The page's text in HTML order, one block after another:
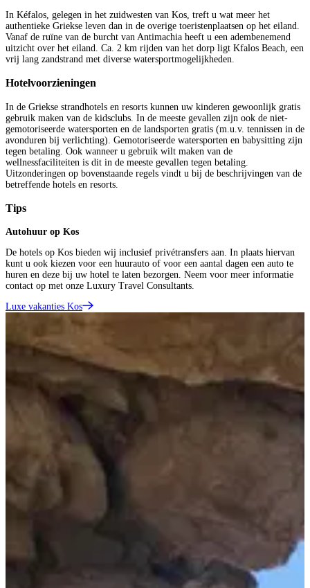
In Kéfalos, gelegen in het zuidwesten van Kos, treft u wat meer het
authentieke Griekse leven dan in de overige toeristenplaatsen op het eiland.
Vanaf de ruïne van de burcht van Antimachia heeft u een adembenemend
uitzicht over het eiland. Ca. 2 km rijden van het dorp ligt Kfalos Beach, een
vrij lang zandstrand met diverse watersportmogelijkheden.
Hotelvoorzieningen
In de Griekse strandhotels en resorts kunnen uw kinderen gewoonlijk gratis
gebruik maken van de kidsclubs. In de meeste gevallen zijn ook de niet-
gemotoriseerde watersporten en de landsporten gratis (m.u.v. tennissen in de
avonduren bij verlichting). Gemotoriseerde watersporten en babysitting zijn
tegen betaling. Ook wanneer u gebruik wilt maken van de
wellnessfaciliteiten is dit in de meeste gevallen tegen betaling.
Uitzonderingen op bovenstaande regels vindt u bij de beschrijvingen van de
betreffende hotels en resorts.
Tips
Autohuur op Kos
De hotels op Kos bieden wij inclusief privétransfers aan. In plaats hiervan
kunt u ook kiezen voor een huurauto of voor een aantal dagen een auto te
huren en deze bij uw hotel te laten bezorgen. Neem voor meer informatie
contact op met onze Luxury Travel Consultants.
Luxe vakanties Kos